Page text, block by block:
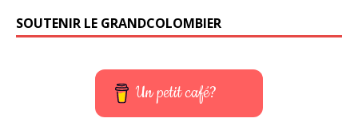
SOUTENIR LE GRANDCOLOMBIER
Un petit café?